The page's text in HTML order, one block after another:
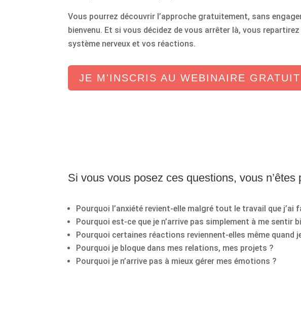
Vous pourrez découvrir l’approche gratuitement, sans
bienvenu. Et si vous décidez de vous arrêter là, vous
système nerveux et vos réactions.
JE M'INSCRIS AU WEBINAIRE GRATUIT
Si vous vous posez ces questions, vous n’êtes
Pourquoi l’anxiété revient-elle malgré tout le travail que j’ai
Pourquoi est-ce que je n’arrive pas simplement à me sentir
Pourquoi certaines réactions reviennent-elles même quand
Pourquoi je bloque dans mes relations, mes projets ?
Pourquoi je n’arrive pas à mieux gérer mes émotions ?